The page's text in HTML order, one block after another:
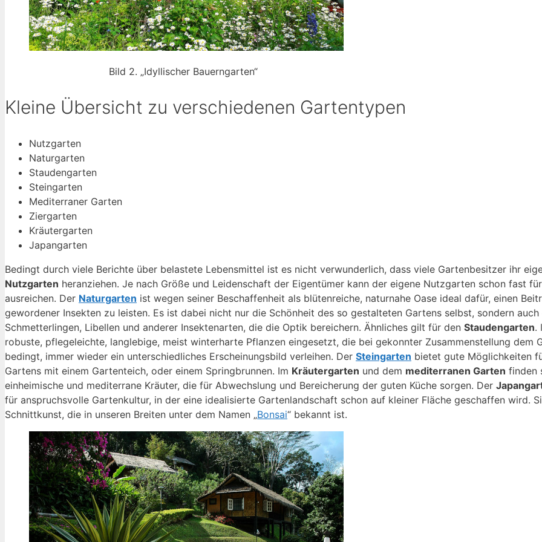
Bild 2. „Idyllischer Bauerngarten“
Kleine Übersicht zu verschiedenen Gartentypen
Nutzgarten
Naturgarten
Staudengarten
Steingarten
Mediterraner Garten
Ziergarten
Kräutergarten
Japangarten
Bedingt durch viele Berichte über belastete Lebensmittel ist es nicht verwunderlich, dass viele Gartenbesitzer ihr
Nutzgarten heranziehen. Je nach Größe und Leidenschaft der Eigentümer kann der eigene Nutzgarten schon fast
ausreichen. Der Naturgarten ist wegen seiner Beschaffenheit als blütenreiche, naturnahe Oase ideal dafür, einen
gewordener Insekten zu leisten. Es ist dabei nicht nur die Schönheit des so gestalteten Gartens selbst, sondern
Schmetterlingen, Libellen und anderer Insektenarten, die die Optik bereichern. Ähnliches gilt für den Staudengarten.
robuste, pflegeleichte, langlebige, meist winterharte Pflanzen eingesetzt, die bei gekonnter Zusammenstellung dem
bedingt, immer wieder ein unterschiedliches Erscheinungsbild verleihen. Der Steingarten bietet gute Möglichkeiten
Gartens mit einem Gartenteich, oder einem Springbrunnen. Im Kräutergarten und dem mediterranen Garten finden
einheimische und mediterrane Kräuter, die für Abwechslung und Bereicherung der guten Küche sorgen. Der
für anspruchsvolle Gartenkultur, in der eine idealisierte Gartenlandschaft schon auf kleiner Fläche geschaffen wird.
Schnittkunst, die in unseren Breiten unter dem Namen „Bonsai“ bekannt ist.